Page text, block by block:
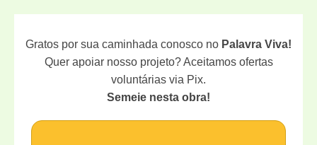
Gratos por sua caminhada conosco no Palavra Viva!
Quer apoiar nosso projeto? Aceitamos ofertas
voluntárias via Pix.
Semeie nesta obra!